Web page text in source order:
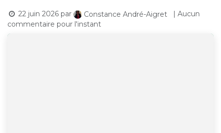
22 juin 2026 par Constance André-Aigret
| Aucun
commentaire pour l'instant